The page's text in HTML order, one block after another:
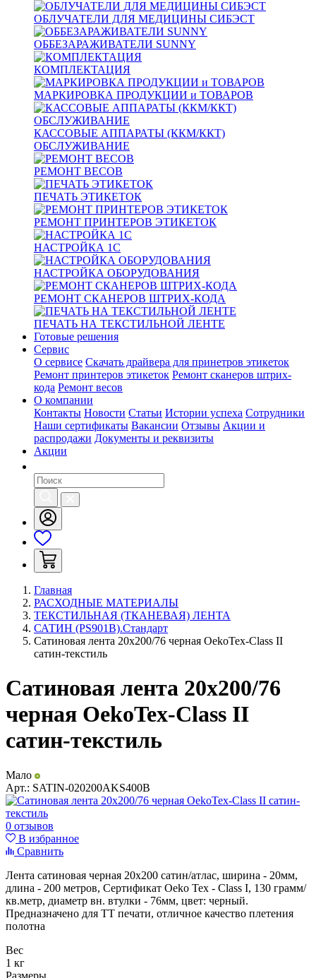
ОБЛУЧАТЕЛИ ДЛЯ МЕДИЦИНЫ СИБЭСТ
ОББЕЗАРАЖИВАТЕЛИ SUNNY
КОМПЛЕКТАЦИЯ
МАРКИРОВКА ПРОДУКЦИИ и ТОВАРОВ
КАССОВЫЕ АППАРАТЫ (ККМ/ККТ)
ОБСЛУЖИВАНИЕ
РЕМОНТ ВЕСОВ
ПЕЧАТЬ ЭТИКЕТОК
РЕМОНТ ПРИНТЕРОВ ЭТИКЕТОК
НАСТРОЙКА 1С
НАСТРОЙКА ОБОРУДОВАНИЯ
РЕМОНТ СКАНЕРОВ ШТРИХ-КОДА
ПЕЧАТЬ НА ТЕКСТИЛЬНОЙ ЛЕНТЕ
Готовые решения
Сервис
О сервисе Скачать драйвера для принетров этикеток
Ремонт принтеров этикеток Ремонт сканеров штрих-
кода Ремонт весов
О компании
Контакты Новости Статьи Истории успеха Сотрудники
Наши сертификаты Вакансии Отзывы Акции и
распродажи Документы и реквизиты
Акции
Главная
РАСХОДНЫЕ МАТЕРИАЛЫ
ТЕКСТИЛЬНАЯ (ТКАНЕВАЯ) ЛЕНТА
САТИН (PS901B).Стандарт
Сатиновая лента 20х200/76 черная OekoTex-Class II
сатин-текстиль
Сатиновая лента 20х200/76
черная OekoTex-Class II
сатин-текстиль
Мало
Арт.: SATIN-020200AKS400B
0 отзывов
В избранное
Сравнить
Лента сатиновая черная 20х200 сатин/атлас, ширина - 20мм,
длина - 200 метров, Сертификат Oeko Tex - Class I, 130 грамм/
кв.метр, диаметр вн. втулки - 76мм, цвет: черный.
Предназначено для ТТ печати, отличное качество плетения
полотна
Вес
1 кг
Размеры